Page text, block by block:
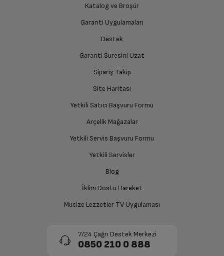
Katalog ve Broşür
Garanti Uygulamaları
Destek
Garanti Süresini Uzat
Sipariş Takip
Site Haritası
Yetkili Satıcı Başvuru Formu
Arçelik Mağazalar
Yetkili Servis Başvuru Formu
Yetkili Servisler
Blog
İklim Dostu Hareket
Mucize Lezzetler TV Uygulaması
7/24 Çağrı Destek Merkezi
0850 210 0 888